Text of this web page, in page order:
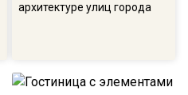
архитектуре улиц города